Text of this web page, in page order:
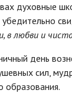
духовные
убедительно
в любви и
день
сил,
образования.